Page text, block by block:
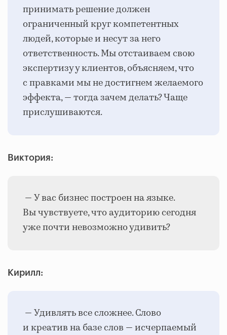
принимать решение должен
ограниченный круг компетентных
людей, которые и несут за него
ответственность. Мы отстаиваем свою
экспертизу у клиентов, объясняем, что
с правками мы не достигнем желаемого
эффекта, — тогда зачем делать? Чаще
прислушиваются.
Виктория:
— У вас бизнес построен на языке.
Вы чувствуете, что аудиторию сегодня
уже почти невозможно удивить?
Кирилл:
— Удивлять все сложнее. Слово
и креатив на базе слов — исчерпаемый